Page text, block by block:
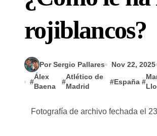
rojiblancos?
Por Sergio Pallares Nov 22, 2025
#
Álex
Baena
#
Atlético de
Madrid
#España #
Fotografía de archivo fechada el